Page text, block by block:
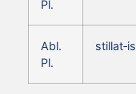
Pl.
Abl.
Pl.
stillat‑is